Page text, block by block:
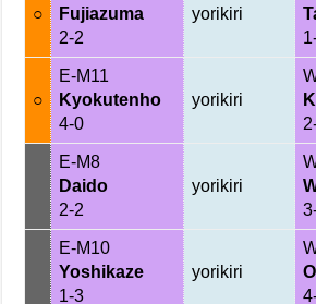
○
Fujiazuma
2-2
yorikiri
○
E-M11
Kyokutenho
4-0
yorikiri
E-M8
Daido
2-2
yorikiri
E-M10
Yoshikaze
1-3
yorikiri